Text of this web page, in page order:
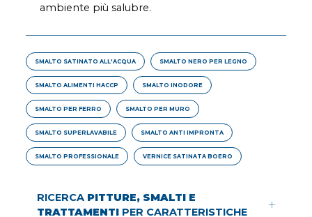
ambiente più salubre.
SMALTO SATINATO ALL'ACQUA SMALTO NERO PER LEGNO
SMALTO ALIMENTI HACCP SMALTO INODORE
SMALTO PER FERRO SMALTO PER MURO
SMALTO SUPERLAVABILE SMALTO ANTI IMPRONTA
SMALTO PROFESSIONALE VERNICE SATINATA BOERO
RICERCA PITTURE, SMALTI E
TRATTAMENTI PER CARATTERISTICHE